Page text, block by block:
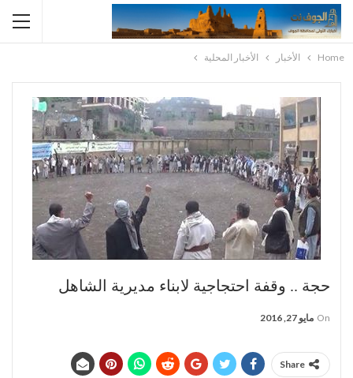
Home الأخبار الأخبار المحلية
حجة .. وقفة احتجاجية لابناء مديرية الشاهل
On مايو 27, 2016
Share